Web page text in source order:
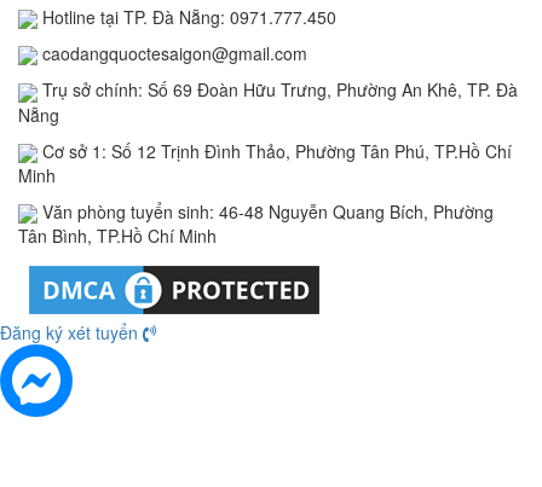
Hotline tại TP. Đà Nẵng: 0971.777.450
caodangquoctesaigon@gmail.com
Trụ sở chính: Số 69 Đoàn Hữu Trưng, Phường An Khê, TP. Đà
Nẵng
Cơ sở 1: Số 12 Trịnh Đình Thảo, Phường Tân Phú, TP.Hồ Chí
Minh
Văn phòng tuyển sinh: 46-48 Nguyễn Quang Bích, Phường
Tân Bình, TP.Hồ Chí Minh
Đăng ký xét tuyển